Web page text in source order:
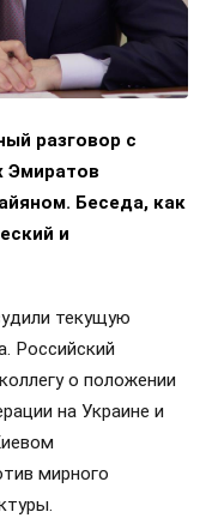
разговор с
Эмиратов
Беседа, как
и
текущую
Российский
о положении
на Украине и
мирного